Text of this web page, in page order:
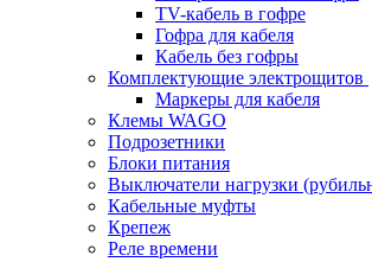
TV-кабель в гофре
Гофра для кабеля
Кабель без гофры
Комплектующие электрощитов
Маркеры для кабеля
Клемы WAGO
Подрозетники
Блоки питания
Выключатели нагрузки
Кабельные муфты
Крепеж
Реле времени